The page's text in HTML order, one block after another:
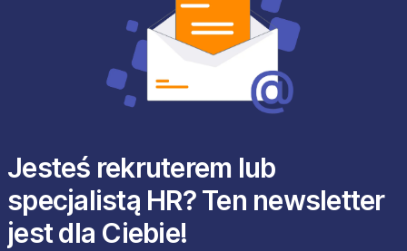
Jesteś rekruterem lub
specjalistą HR? Ten newsletter
jest dla Ciebie!